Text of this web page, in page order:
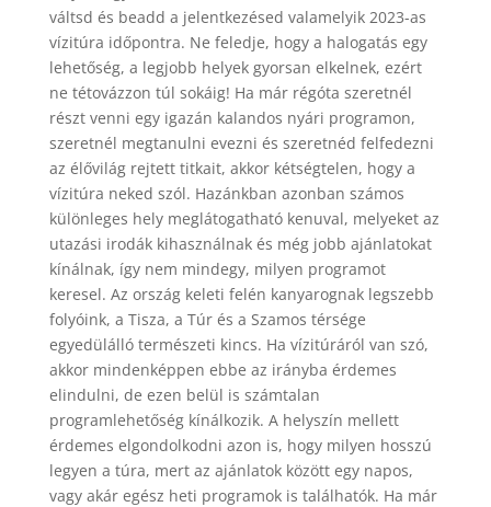
váltsd és beadd a jelentkezésed valamelyik 2023-as
vízitúra időpontra. Ne feledje, hogy a halogatás egy
lehetőség, a legjobb helyek gyorsan elkelnek, ezért
ne tétovázzon túl sokáig! Ha már régóta szeretnél
részt venni egy igazán kalandos nyári programon,
szeretnél megtanulni evezni és szeretnéd felfedezni
az élővilág rejtett titkait, akkor kétségtelen, hogy a
vízitúra neked szól. Hazánkban azonban számos
különleges hely meglátogatható kenuval, melyeket az
utazási irodák kihasználnak és még jobb ajánlatokat
kínálnak, így nem mindegy, milyen programot
keresel. Az ország keleti felén kanyarognak legszebb
folyóink, a Tisza, a Túr és a Szamos térsége
egyedülálló természeti kincs. Ha vízitúráról van szó,
akkor mindenképpen ebbe az irányba érdemes
elindulni, de ezen belül is számtalan
programlehetőség kínálkozik. A helyszín mellett
érdemes elgondolkodni azon is, hogy milyen hosszú
legyen a túra, mert az ajánlatok között egy napos,
vagy akár egész heti programok is találhatók. Ha már